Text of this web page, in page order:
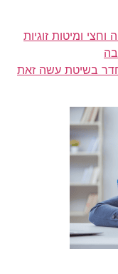
ומיטות זוגיות
בשיטת עשה זאת